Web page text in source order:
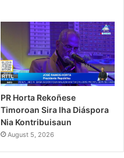
PR Horta Rekoñese
Timoroan Sira Iha Diáspora
Nia Kontribuisaun
August 5, 2026